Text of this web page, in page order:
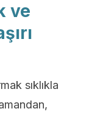
ve
sıklıkla